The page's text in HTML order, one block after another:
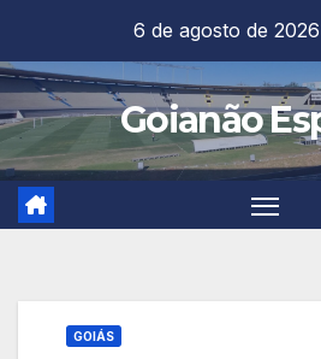
content
6 de agosto de 2026
Goianão
GOIÁS